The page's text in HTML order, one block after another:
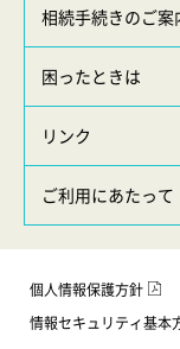
相続手続きのご案
困ったときは
リンク
ご利用にあたって
個人情報保護方針
情報セキュリティ基本